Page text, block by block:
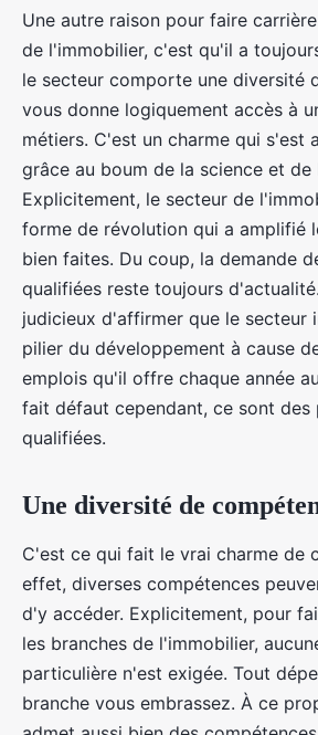
Une autre raison pour faire
de l'immobilier, c'est qu'il a
le secteur comporte une diversité
vous donne logiquement accès à
métiers. C'est un charme qui s'est
grâce au boum de la science et de
Explicitement, le secteur de
forme de révolution qui a amplifié
bien faites. Du coup, la demande
qualifiées reste toujours
judicieux d'affirmer que le secteur
pilier du développement à cause
emplois qu'il offre chaque année
fait défaut cependant, ce sont des
qualifiées.
Une diversité de
C'est ce qui fait le vrai charme de
effet, diverses compétences
d'y accéder. Explicitement, pour
les branches de l'immobilier,
particulière n'est exigée. Tout
branche vous embrassez. À ce